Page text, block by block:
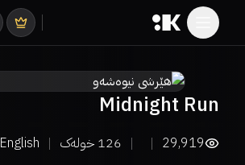
Midnight Run
29,919
126 خولەک English